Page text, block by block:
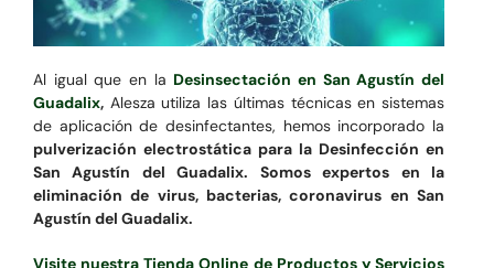
Al igual que en la Desinsectación en San Agustín del
Guadalix,Alesza utiliza las últimas técnicas en sistemas
de aplicación de desinfectantes, hemos incorporado la
pulverización electrostática para la Desinfección en
San Agustín del Guadalix. Somos expertos en la
eliminación de virus, bacterias, coronavirus en San
Agustín del Guadalix.
Visite nuestra Tienda Online de Productos y Servicios